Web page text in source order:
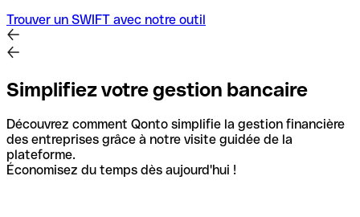
Trouver un SWIFT avec notre outil
Simplifiez votre gestion bancaire
Découvrez comment Qonto simplifie la gestion financière
des entreprises grâce à notre visite guidée de la
plateforme.
Économisez du temps dès aujourd'hui !